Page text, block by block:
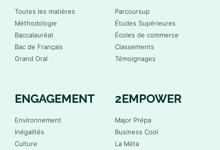
Toutes les matières
Méthodologie
Baccalauréat
Bac de Français
Grand Oral
Parcoursup
Études Supérieures
Écoles de commerce
Classements
Témoignages
ENGAGEMENT
Environnement
Inégalités
Culture
2EMPOWER
Major Prépa
Business Cool
La Méta